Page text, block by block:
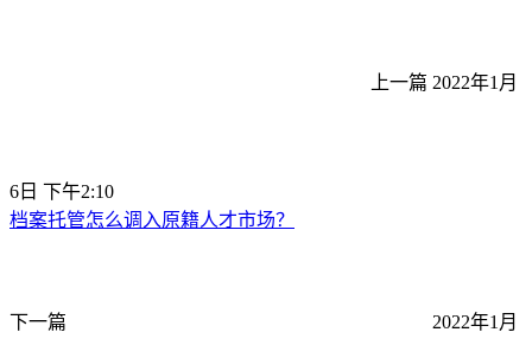
上一篇 2022年1月
6日 下午2:10
档案托管怎么调入原籍人才市场？
下一篇 2022年1月